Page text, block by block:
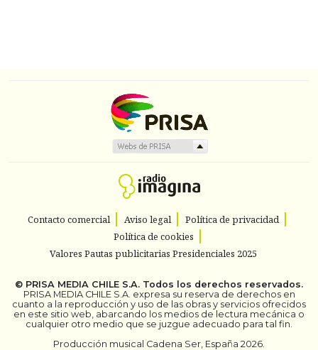
Contacto comercial Aviso legal
Política de privacidad
Política de cookies
Valores Pautas publicitarias Presidenciales 2025
© PRISA MEDIA CHILE S.A. Todos los derechos reservados.
PRISA MEDIA CHILE S.A. expresa su reserva de derechos en
cuanto a la reproducción y uso de las obras y servicios ofrecidos
en este sitio web, abarcando los medios de lectura mecánica o
cualquier otro medio que se juzgue adecuado para tal fin.
Producción musical Cadena Ser, España 2026.